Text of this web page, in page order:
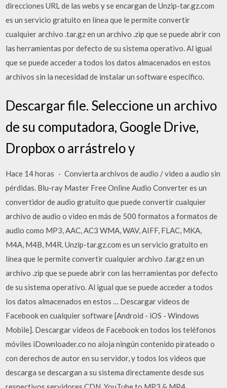
direcciones URL de las webs y se encargan de Unzip-tar.gz.com
es un servicio gratuito en línea que le permite convertir
cualquier archivo .tar.gz en un archivo .zip que se puede abrir con
las herramientas por defecto de su sistema operativo. Al igual
que se puede acceder a todos los datos almacenados en estos
archivos sin la necesidad de instalar un software específico.
Descargar file. Seleccione un archivo
de su computadora, Google Drive,
Dropbox o arrástrelo y
Hace 14 horas · Convierta archivos de audio / video a audio sin
pérdidas. Blu-ray Master Free Online Audio Converter es un
convertidor de audio gratuito que puede convertir cualquier
archivo de audio o video en más de 500 formatos a formatos de
audio como MP3, AAC, AC3 WMA, WAV, AIFF, FLAC, MKA,
M4A, M4B, M4R. Unzip-tar.gz.com es un servicio gratuito en
línea que le permite convertir cualquier archivo .tar.gz en un
archivo .zip que se puede abrir con las herramientas por defecto
de su sistema operativo. Al igual que se puede acceder a todos
los datos almacenados en estos … Descargar videos de
Facebook en cualquier software [Android - iOS - Windows
Mobile]. Descargar videos de Facebook en todos los teléfonos
móviles iDownloader.co no aloja ningún contenido pirateado o
con derechos de autor en su servidor, y todos los videos que
descarga se descargan a su sistema directamente desde sus